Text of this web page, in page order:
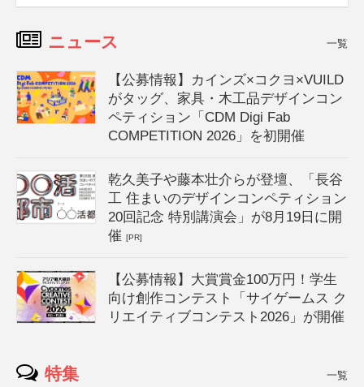
ニュース 一覧
【公募情報】カインズ×コクヨ×VUILD
がタッグ、家具・木工品デザインコン
ペティション「CDM Digi Fab
COMPETITION 2026」を初開催
乾久美子や藤本壮介らが登壇、「長谷
工 住まいのデザインコンペティション
20回記念 特別講演会」が8月19日に開
催[PR]
【公募情報】大賞賞金100万円！学生
向け創作コンテスト「サイゲームス ク
リエイティブコンテスト2026」が開催
特集 一覧